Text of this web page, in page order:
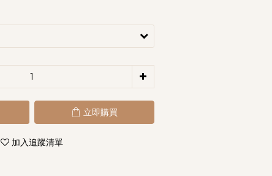
立即購買
加入追蹤清單